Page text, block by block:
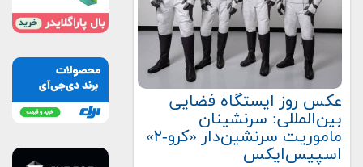
عکس روز ایستگاه فضایی
بین‌المللی: سرنشینان
ماموریت سرنشین‌دار «کرو-۲»
اسپیس‌ایکس